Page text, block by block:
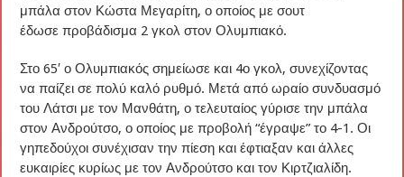
μπάλα στον Κώστα Μεγαρίτη, ο οποίος με σουτ
έδωσε προβάδισμα 2 γκολ στον Ολυμπιακό.
Στο 65′ ο Ολυμπιακός σημείωσε και 4ο γκολ, συνεχίζοντας
να παίζει σε πολύ καλό ρυθμό. Μετά από ωραίο συνδυασμό
του Λάτσι με τον Μανθάτη, ο τελευταίος γύρισε την μπάλα
στον Ανδρούτσο, ο οποίος με προβολή “έγραψε” το 4-1. Οι
γηπεδούχοι συνέχισαν την πίεση και έφτιαξαν και άλλες
ευκαιρίες κυρίως με τον Ανδρούτσο και τον Κιρτζιαλίδη.